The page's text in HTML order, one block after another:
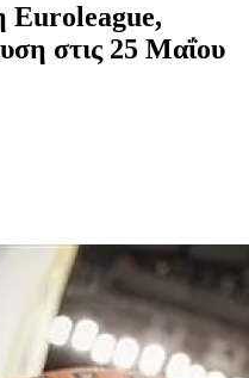
Euroleague,
στις 25 Μαΐου